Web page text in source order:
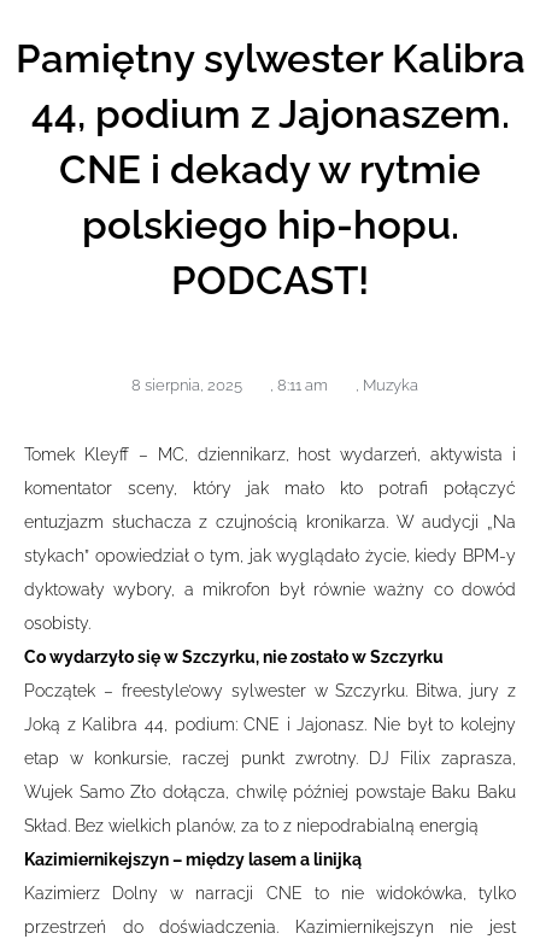
Pamiętny sylwester Kalibra
44, podium z Jajonaszem.
CNE i dekady w rytmie
polskiego hip-hopu.
PODCAST!
8 sierpnia, 2025 8:11 am Muzyka
Tomek Kleyff – MC, dziennikarz, host wydarzeń, aktywista i
komentator sceny, który jak mało kto potrafi połączyć
entuzjazm słuchacza z czujnością kronikarza. W audycji „Na
stykach” opowiedział o tym, jak wyglądało życie, kiedy BPM-y
dyktowały wybory, a mikrofon był równie ważny co dowód
osobisty.
Co wydarzyło się w Szczyrku, nie zostało w Szczyrku
Początek – freestyle’owy sylwester w Szczyrku. Bitwa, jury z
Joką z Kalibra 44, podium: CNE i Jajonasz. Nie był to kolejny
etap w konkursie, raczej punkt zwrotny. DJ Filix zaprasza,
Wujek Samo Zło dołącza, chwilę później powstaje Baku Baku
Skład. Bez wielkich planów, za to z niepodrabialną energią
Kazimiernikejszyn – między lasem a linijką
Kazimierz Dolny w narracji CNE to nie widokówka, tylko
przestrzeń do doświadczenia. Kazimiernikejszyn nie jest